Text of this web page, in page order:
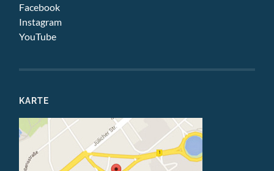
Facebook
Instagram
YouTube
KARTE